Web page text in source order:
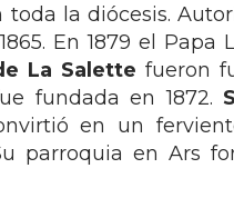
la diócesis.
En 1879 el Papa
La Salette fueron
fundada en 1872.
en un
parroquia en Ars